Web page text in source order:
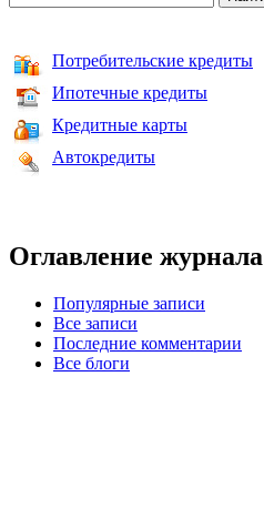
Потребительские кредиты
Ипотечные кредиты
Кредитные карты
Автокредиты
Оглавление журнала
Популярные записи
Все записи
Последние комментарии
Все блоги